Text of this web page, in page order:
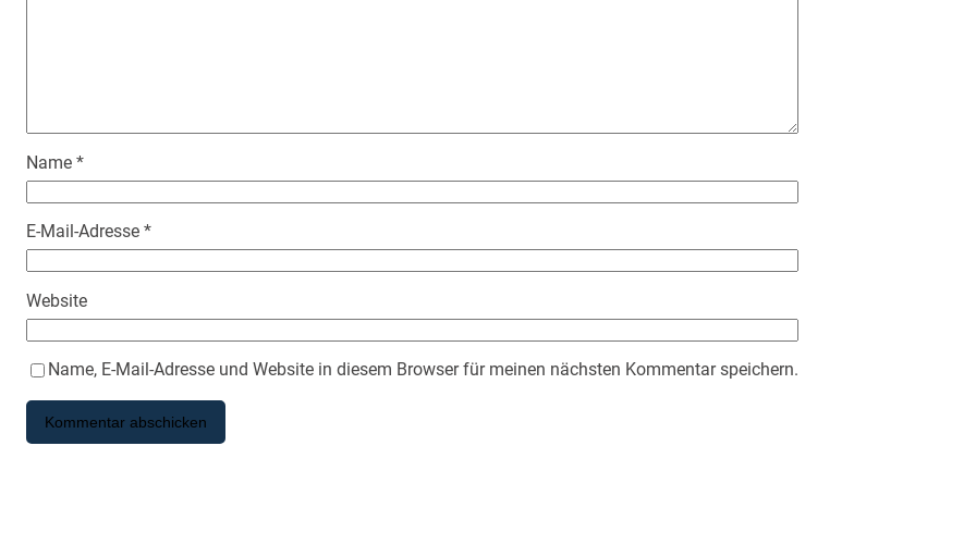
Name *
E-Mail-Adresse *
Website
Name, E-Mail-Adresse und Website in diesem Browser für meinen nächsten Kommentar speichern.